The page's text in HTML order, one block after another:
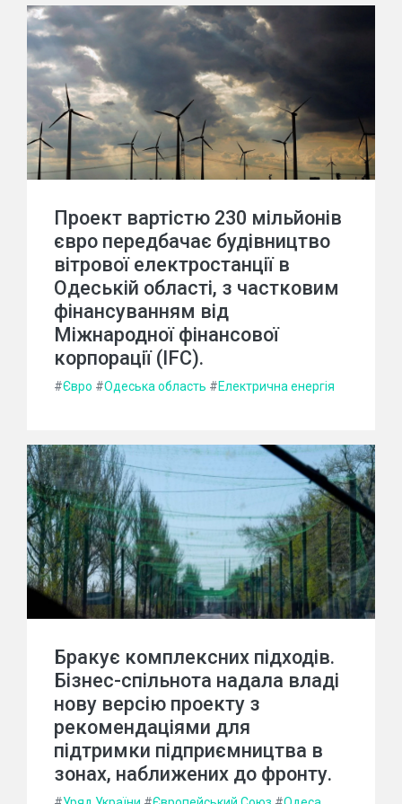
Проект вартістю 230 мільйонів
євро передбачає будівництво
вітрової електростанції в
Одеській області, з частковим
фінансуванням від
Міжнародної фінансової
корпорації (IFC).
#Євро #Одеська область #Електрична енергія
Бракує комплексних підходів.
Бізнес-спільнота надала владі
нову версію проекту з
рекомендаціями для
підтримки підприємництва в
зонах, наближених до фронту.